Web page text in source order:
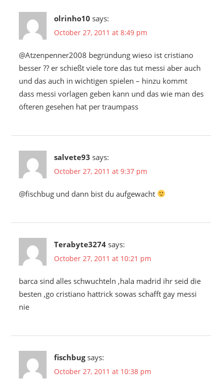
olrinho10 says:
October 27, 2011 at 8:49 pm
@Atzenpenner2008 begründung wieso ist cristiano
besser ?? er schießt viele tore das tut messi aber auch
und das auch in wichtigen spielen – hinzu kommt
dass messi vorlagen geben kann und das wie man des
öfteren gesehen hat per traumpass
salvete93 says:
October 27, 2011 at 9:37 pm
@fischbug und dann bist du aufgewacht
Terabyte3274 says:
October 27, 2011 at 10:21 pm
barca sind alles schwuchteln ,hala madrid ihr seid die
besten ,go cristiano hattrick sowas schafft gay messi
nie
fischbug says:
October 27, 2011 at 10:38 pm